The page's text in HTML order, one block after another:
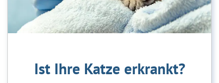
Ist Ihre Katze erkrankt?